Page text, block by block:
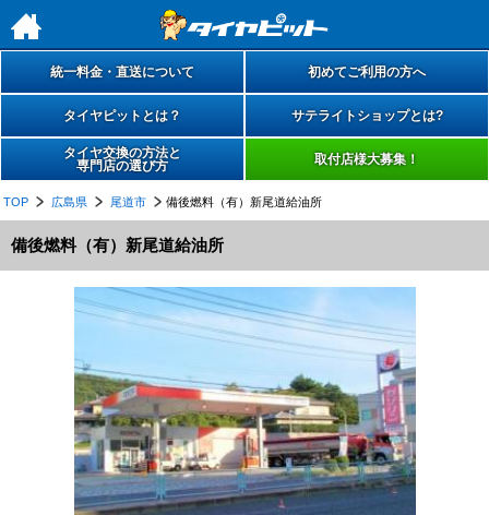
h
統一料金・直送について 初めてご利用の方へ
タイヤピットとは？ サテライトショップとは?
タイヤ交換の方法と
専門店の選び方
取付店様大募集！
TOP 広島県 尾道市 備後燃料（有）新尾道給油所
備後燃料（有）新尾道給油所